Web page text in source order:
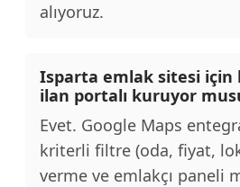
alıyoruz.
Isparta emlak sitesi
ilan portalı kuruyor
Evet. Google Maps
kriterli filtre (oda, fiyat,
verme ve emlakçı paneli